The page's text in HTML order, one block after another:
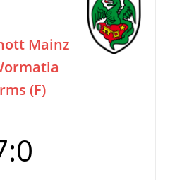
Mainz
(F)